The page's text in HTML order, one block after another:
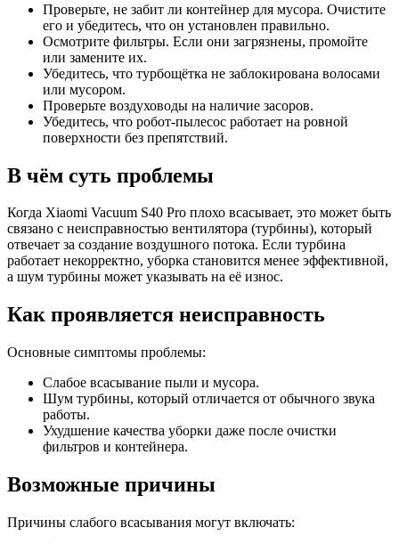
Проверьте, не забит ли контейнер для мусора. Очистите
его и убедитесь, что он установлен правильно.
Осмотрите фильтры. Если они загрязнены, промойте
или замените их.
Убедитесь, что турбощётка не заблокирована волосами
или мусором.
Проверьте воздуховоды на наличие засоров.
Убедитесь, что робот-пылесос работает на ровной
поверхности без препятствий.
В чём суть проблемы
Когда Xiaomi Vacuum S40 Pro плохо всасывает, это может быть
связано с неисправностью вентилятора (турбины), который
отвечает за создание воздушного потока. Если турбина
работает некорректно, уборка становится менее эффективной,
а шум турбины может указывать на её износ.
Как проявляется неисправность
Основные симптомы проблемы:
Слабое всасывание пыли и мусора.
Шум турбины, который отличается от обычного звука
работы.
Ухудшение качества уборки даже после очистки
фильтров и контейнера.
Возможные причины
Причины слабого всасывания могут включать: